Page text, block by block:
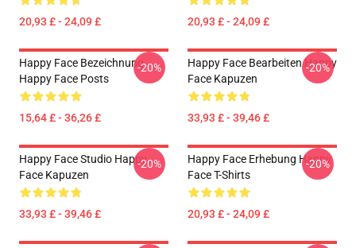
20,93 £ - 24,09 £ 20,93 £ - 24,09 £
Happy Face Bezeichnung
Happy Face Posts
15,64 £ - 36,26 £
-20%
Happy Face Bearbeiten Happy
Face Kapuzen
33,93 £ - 39,46 £
-20%
Happy Face Studio Happy
Face Kapuzen
33,93 £ - 39,46 £
-20%
Happy Face Erhebung Happy
Face T-Shirts
20,93 £ - 24,09 £
-20%